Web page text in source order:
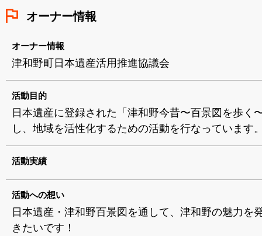
オーナー情報
オーナー情報
津和野町日本遺産活用推進協議会
活動目的
日本遺産に登録された「津和野今昔〜百景図を歩く
し、地域を活性化するための活動を行なっています
活動実績
活動への想い
日本遺産・津和野百景図を通して、津和野の魅力を
きたいです！